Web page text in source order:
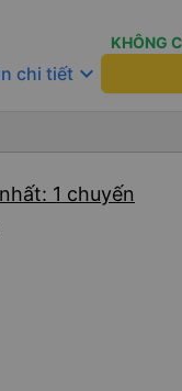
KHÔNG
chi tiết keyboard_arrow_down
1 chuyến